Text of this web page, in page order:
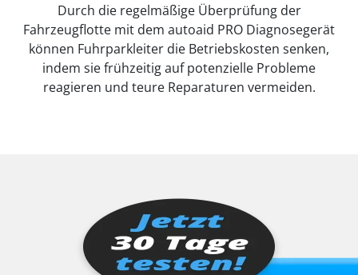
Durch die regelmäßige Überprüfung der
Fahrzeugflotte mit dem autoaid PRO Diagnosegerät
können Fuhrparkleiter die Betriebskosten senken,
indem sie frühzeitig auf potenzielle Probleme
reagieren und teure Reparaturen vermeiden.